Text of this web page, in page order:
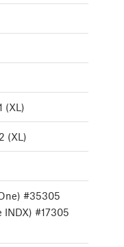
(XL)
(XL)
#35305
INDX) #17305